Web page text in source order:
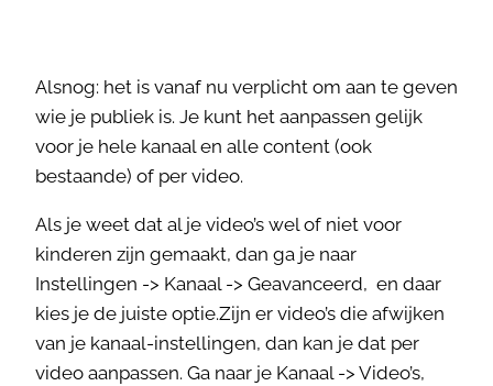
Alsnog: het is vanaf nu verplicht om aan te geven
wie je publiek is. Je kunt het aanpassen gelijk
voor je hele kanaal en alle content (ook
bestaande) of per video.
Als je weet dat al je video’s wel of niet voor
kinderen zijn gemaakt, dan ga je naar
Instellingen -> Kanaal -> Geavanceerd, en daar
kies je de juiste optie.Zijn er video’s die afwijken
van je kanaal-instellingen, dan kan je dat per
video aanpassen. Ga naar je Kanaal -> Video’s,